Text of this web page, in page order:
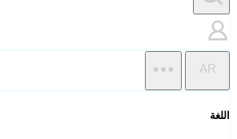
AR
اللغة